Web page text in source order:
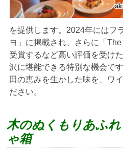
を提供します。2024年にはフ
ヨ」に掲載され、さらに「
受賞するなど高い評価を受け
沢に堪能できる特別な機会で
田の恵みを生かした味を、ワ
ださい。
木のぬくもりあふ
ゃ箱